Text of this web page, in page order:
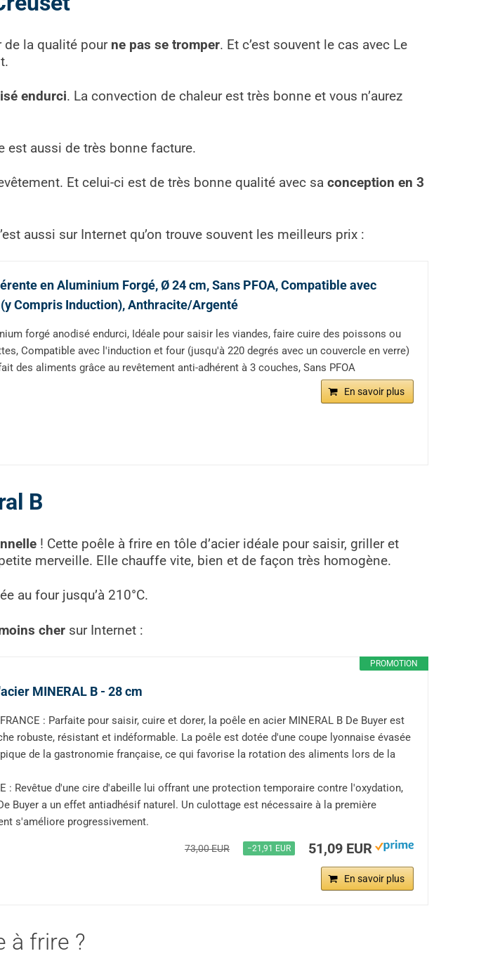
de la qualité pour ne pas se tromper. Et c’est souvent le cas avec Le
endurci. La convection de chaleur est très bonne et vous n’aurez
est aussi de très bonne facture.
Et celui-ci est de très bonne qualité avec sa conception en 3
aussi sur Internet qu’on trouve souvent les meilleurs prix :
en Aluminium Forgé, Ø 24 cm, Sans PFOA, Compatible avec
Compris Induction), Anthracite/Argenté
forgé anodisé endurci, Idéale pour saisir les viandes, faire cuire des poissons ou
Compatible avec l'induction et four (jusqu'à 220 degrés avec un couvercle en verre)
des aliments grâce au revêtement anti-adhérent à 3 couches, Sans PFOA
En savoir plus
B
! Cette poêle à frire en tôle d’acier idéale pour saisir, griller et
merveille. Elle chauffe vite, bien et de façon très homogène.
au four jusqu’à 210°C.
cher sur Internet :
PROMOTION
MINERAL B - 28 cm
FRANCE : Parfaite pour saisir, cuire et dorer, la poêle en acier MINERAL B De Buyer est
robuste, résistant et indéformable. La poêle est dotée d'une coupe lyonnaise évasée
de la gastronomie française, ce qui favorise la rotation des aliments lors de la
: Revêtue d'une cire d'abeille lui offrant une protection temporaire contre l'oxydation,
Buyer a un effet antiadhésif naturel. Un culottage est nécessaire à la première
s'améliore progressivement.
73,00 EUR −21,91 EUR 51,09 EUR
En savoir plus
à frire ?